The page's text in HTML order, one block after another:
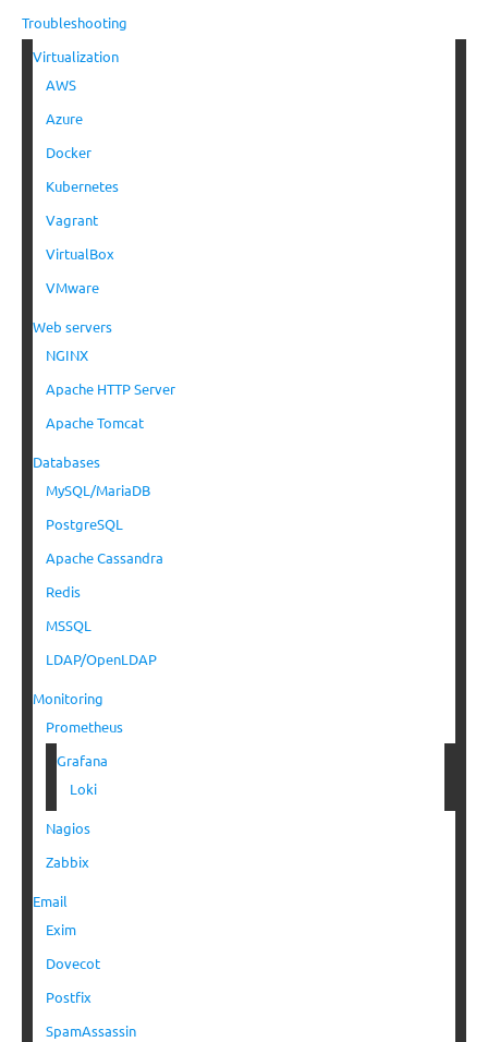
Troubleshooting
Virtualization
AWS
Azure
Docker
Kubernetes
Vagrant
VirtualBox
VMware
Web servers
NGINX
Apache HTTP Server
Apache Tomcat
Databases
MySQL/MariaDB
PostgreSQL
Apache Cassandra
Redis
MSSQL
LDAP/OpenLDAP
Monitoring
Prometheus
Grafana
Loki
Nagios
Zabbix
Email
Exim
Dovecot
Postfix
SpamAssassin